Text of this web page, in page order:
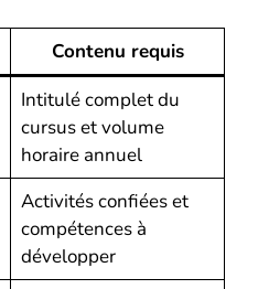
Contenu requis
Intitulé complet du
cursus et volume
horaire annuel
Activités confiées et
compétences à
développer